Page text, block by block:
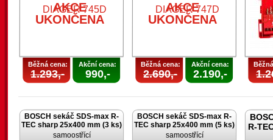
AKCE
UKONČENA
Běžná cena:
1.293,-
Akční cena:
990,-
AKCE
UKONČENA
Běžná cena:
2.690,-
Akční cena:
2.190,-
BOSCH sekáč SDS-max R-
TEC sharp 25x400 mm (3 ks)
samoostřící
BOSCH sekáč SDS-max R-
TEC sharp 25x400 mm (5 ks)
samoostřící
R-